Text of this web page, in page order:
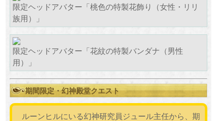
限定ヘッドアバター「桃色の特製花飾り（女性・リリ
族用）」
限定ヘッドアバター「花紋の特製バンダナ（男性
用）」
期間限定・幻神殿堂クエスト
ルーンヒルにいる幻神研究員ジュール主任から、期